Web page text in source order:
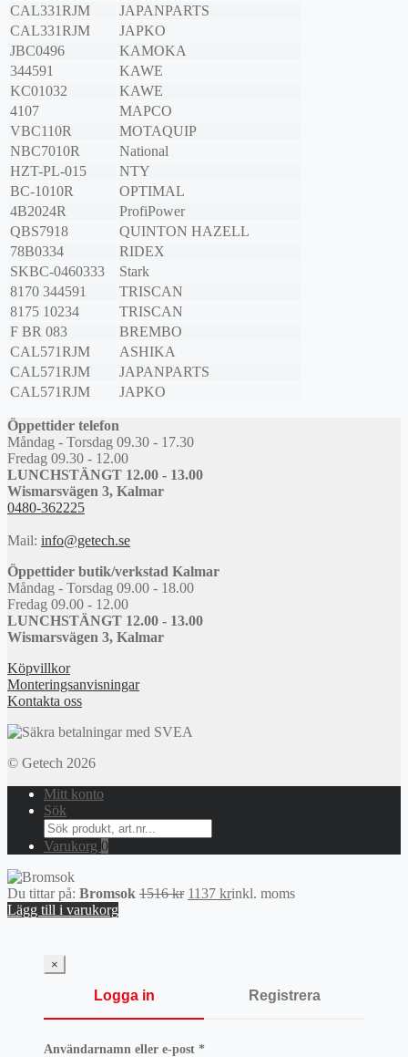
CAL331RJM
JAPANPARTS
CAL331RJM
JAPKO
JBC0496
KAMOKA
344591
KAWE
KC01032
KAWE
4107
MAPCO
VBC110R
MOTAQUIP
NBC7010R
National
HZT-PL-015
NTY
BC-1010R
OPTIMAL
4B2024R
ProfiPower
QBS7918
QUINTON HAZELL
78B0334
RIDEX
SKBC-0460333
Stark
8170 344591
TRISCAN
8175 10234
TRISCAN
F BR 083
BREMBO
CAL571RJM
ASHIKA
CAL571RJM
JAPANPARTS
CAL571RJM
JAPKO
Öppettider telefon
Måndag - Torsdag 09.30 - 17.30
Fredag 09.30 - 12.00
LUNCHSTÄNGT 12.00 - 13.00
Wismarsvägen 3, Kalmar
0480-362225
Mail: info@getech.se
Öppettider butik/verkstad Kalmar
Måndag - Torsdag 09.00 - 18.00
Fredag 09.00 - 12.00
LUNCHSTÄNGT 12.00 - 13.00
Wismarsvägen 3, Kalmar
Köpvillkor
Monteringsanvisningar
Kontakta oss
© Getech 2026
Mitt konto
Sök
Search
for:
Varukorg 0
Du tittar på: Bromsok 1516kr Det
1137 krDet
inkl. moms
Lägg till i varukorg
×
Logga in Registrera
Användarnamn eller e-post *Obligatoriskt